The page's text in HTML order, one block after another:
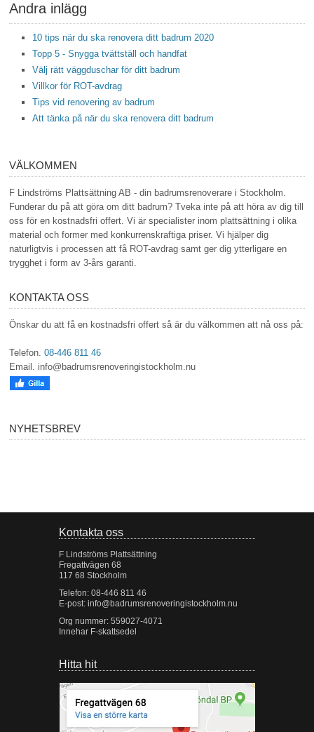
Andra inlägg
10 tips när du ska renovera ditt badrum 2020
Topp 5 - Snygga tvättställ och handfat
Välj rätt väggduschar för ditt badrum
Villkor för ROT-avdrag
Tips vid renovering av badrum
Att tänka på när du ska renovera ditt badrum
VÄLKOMMEN
F Lindströms Plattsättning AB - din badrumsrenoverare i Stockholm.
Funderar du på att göra om ditt badrum? Tveka inte på att höra av dig till
oss för en kostnadsfri offert. Vi är specialister inom plattsättning i olika
material och former med konkurrenskraftiga priser. Vi hjälper dig
naturligtvis i processen att få ROT-avdrag samt ger dig ytterligare en
trygghet i form av 3-års garanti.
KONTAKTA OSS
Önskar du att få en kostnadsfri offert så är du välkommen att nå oss på:
Telefon.08-446 811 46
Email. info@badrumsrenoveringistockholm.nu
NYHETSBREV
Kontakta oss
F Lindströms Plattsättning
Fregattvägen 68
117 68 Stockholm
Telefon: 08-446 811 46
E-post: info@badrumsrenoveringistockholm.nu
Org nummer: 559027-4071
Innehar F-skattsedel
Hitta hit